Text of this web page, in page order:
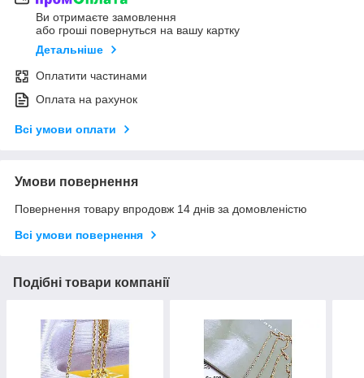
Ви отримаєте замовлення
або гроші повернуться на вашу картку
Детальніше
Оплатити частинами
Оплата на рахунок
Всі умови оплати
Умови повернення
Повернення товару впродовж 14 днів за домовленістю
Всі умови повернення
Подібні товари компанії